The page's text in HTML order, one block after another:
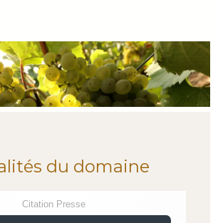
du domaine
Citation Presse